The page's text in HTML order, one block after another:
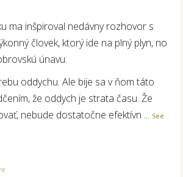
ma inšpiroval nedávny rozhovor s
človek, ktorý ide na plný plyn, no
únavu.
oddychu. Ale bije sa v ňom táto
že oddych je strata času. Že
nebude dostatočne efektívn ... See